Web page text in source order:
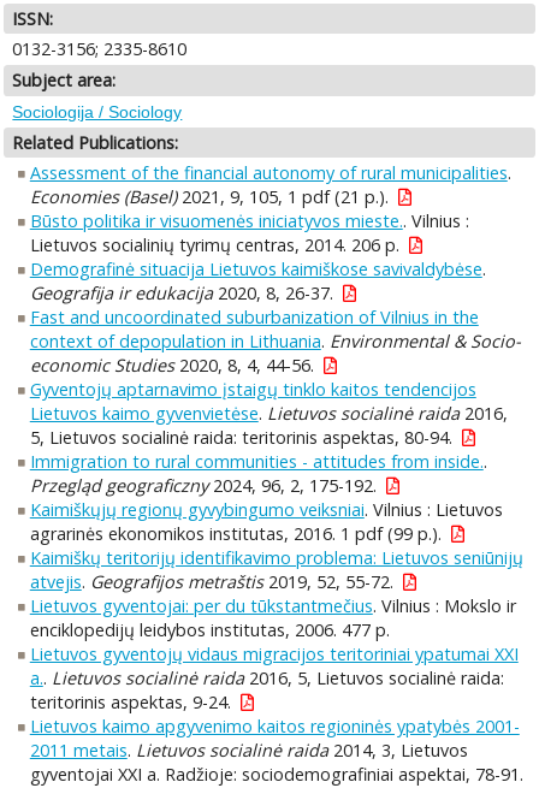
ISSN:
0132-3156; 2335-8610
Subject area:
Sociologija / Sociology
Related Publications:
Assessment of the financial autonomy of rural municipalities.
Economies (Basel)2021, 9, 105, 1 pdf (21 p.).
Būsto politika ir visuomenės iniciatyvos mieste.. Vilnius :
Lietuvos socialinių tyrimų centras, 2014. 206 p.
Demografinė situacija Lietuvos kaimiškose savivaldybėse.
Geografija ir edukacija2020, 8, 26-37.
Fast and uncoordinated suburbanization of Vilnius in the
context of depopulation in Lithuania. Environmental & Socio-
economic Studies2020, 8, 4, 44-56.
Gyventojų aptarnavimo įstaigų tinklo kaitos tendencijos
Lietuvos kaimo gyvenvietėse. Lietuvos socialinė raida2016,
5, Lietuvos socialinė raida: teritorinis aspektas, 80-94.
Immigration to rural communities - attitudes from inside..
Przegląd geograficzny2024, 96, 2, 175-192.
Kaimiškųjų regionų gyvybingumo veiksniai. Vilnius : Lietuvos
agrarinės ekonomikos institutas, 2016. 1 pdf (99 p.).
Kaimiškų teritorijų identifikavimo problema: Lietuvos seniūnijų
atvejis. Geografijos metraštis2019, 52, 55-72.
Lietuvos gyventojai: per du tūkstantmečius. Vilnius : Mokslo ir
enciklopedijų leidybos institutas, 2006. 477 p.
Lietuvos gyventojų vidaus migracijos teritoriniai ypatumai XXI
a.. Lietuvos socialinė raida2016, 5, Lietuvos socialinė raida:
teritorinis aspektas, 9-24.
Lietuvos kaimo apgyvenimo kaitos regioninės ypatybės 2001-
2011 metais. Lietuvos socialinė raida2014, 3, Lietuvos
gyventojai XXI a. Radžioje: sociodemografiniai aspektai, 78-91.